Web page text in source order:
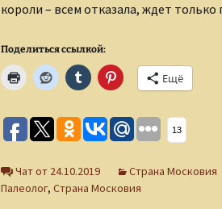
короли – всем отказала, ждет только
Поделиться ссылкой:
Ещё
13
Чат от 24.10.2019 Страна Московия
Палеолог, Страна Московия